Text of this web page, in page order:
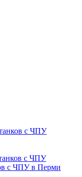
с ЧПУ
с ЧПУ
с ЧПУ в Перми